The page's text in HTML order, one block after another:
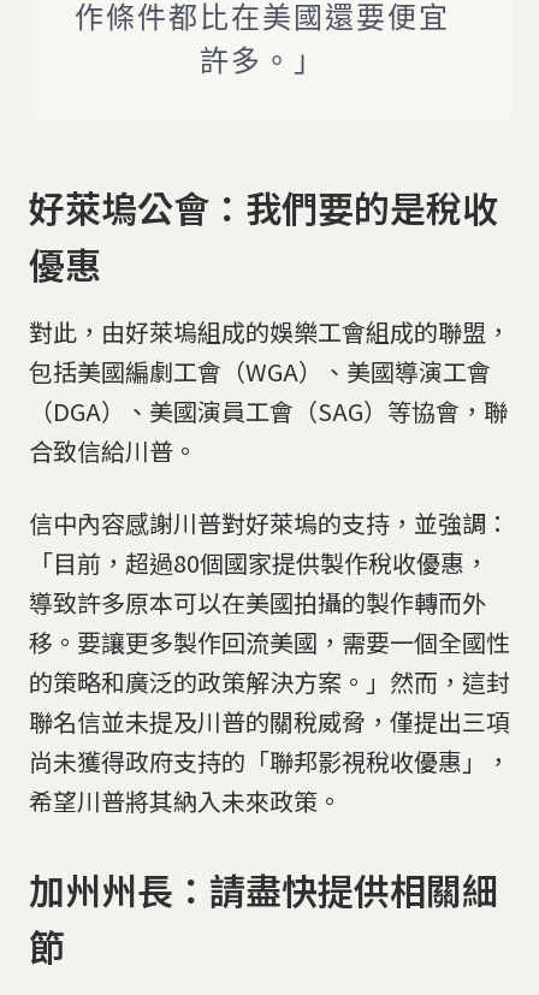
作條件都比在美國還要便宜
許多。」
好萊塢公會：我們要的是稅收
優惠
對此，由好萊塢組成的娛樂工會組成的聯盟，
包括美國編劇工會（WGA）、美國導演工會
（DGA）、美國演員工會（SAG）等協會，聯
合致信給川普。
信中內容感謝川普對好萊塢的支持，並強調：
「目前，超過80個國家提供製作稅收優惠，
導致許多原本可以在美國拍攝的製作轉而外
移。要讓更多製作回流美國，需要一個全國性
的策略和廣泛的政策解決方案。」然而，這封
聯名信並未提及川普的關稅威脅，僅提出三項
尚未獲得政府支持的「聯邦影視稅收優惠」，
希望川普將其納入未來政策。
加州州長：請盡快提供相關細
節